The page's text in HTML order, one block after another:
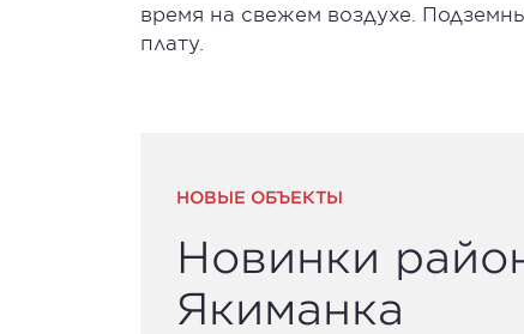
время на свежем воздухе.
плату.
НОВЫЕ ОБЪЕКТЫ
Новинки
Якиманка